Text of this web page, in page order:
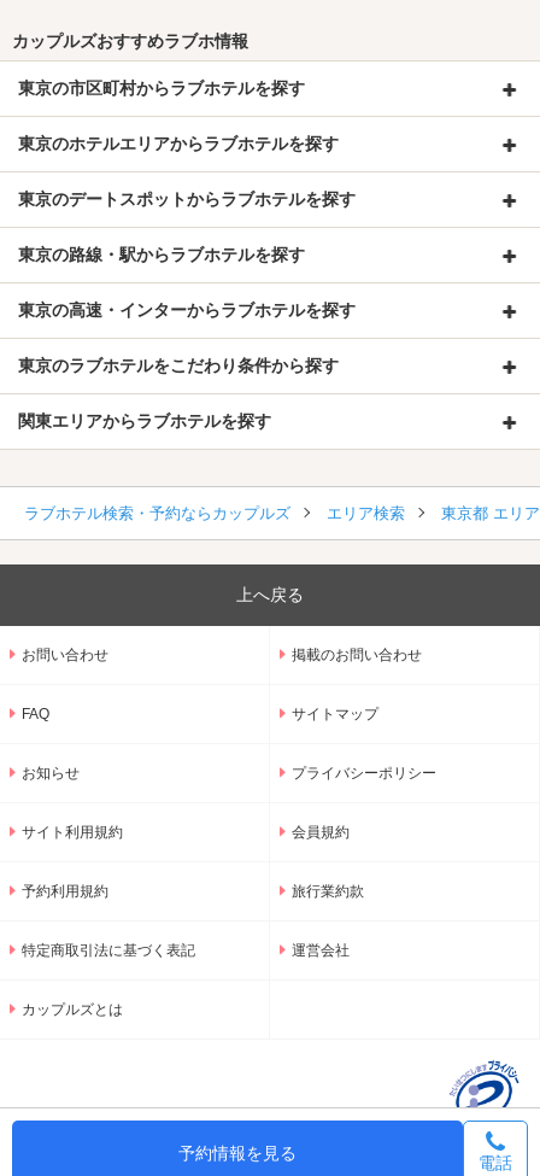
予約情報を見る 電話
カップルズおすすめラブホ情報
東京の市区町村からラブホテルを探す
東京のホテルエリアからラブホテルを探す
東京のデートスポットからラブホテルを探す
東京の路線・駅からラブホテルを探す
東京の高速・インターからラブホテルを探す
東京のラブホテルをこだわり条件から探す
関東エリアからラブホテルを探す
ラブホテル検索・予約ならカップルズ エリア検索 東京都 エリ
上へ戻る
お問い合わせ 掲載のお問い合わせ
FAQ サイトマップ
お知らせ プライバシーポリシー
サイト利用規約 会員規約
予約利用規約 旅行業約款
特定商取引法に基づく表記 運営会社
カップルズとは